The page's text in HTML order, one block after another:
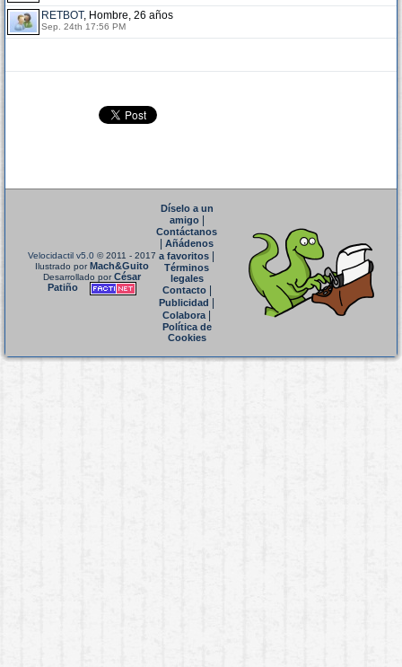
RETBOT, Hombre, 26 años
Sep. 24th 17:56 PM
Velocidactil v5.0 © 2011 - 2017
Ilustrado porMach&Guito
Desarrollado porCésar
Patiño
Díselo a un
amigo|
Contáctanos
Añádenos
a favoritos
Términos
legales
Contacto|
Publicidad
Colabora|
Política de
Cookies